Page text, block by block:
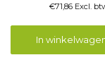
€71,86 Excl.
In